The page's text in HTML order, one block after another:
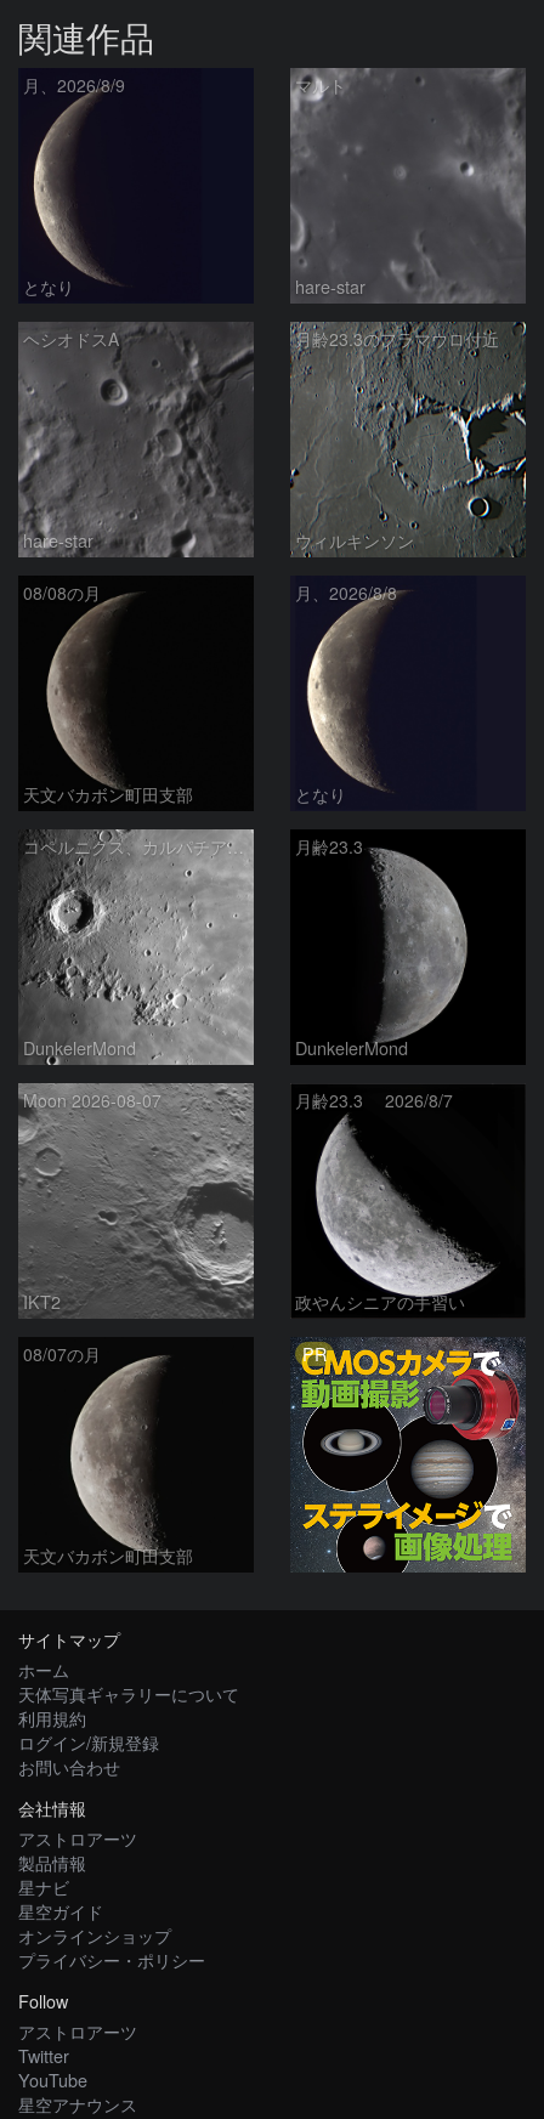
関連作品
月、2026/8/9
となり
マルト
hare-star
ヘシオドスA
hare-star
月齢23.3のフラマウロ付近
ウィルキンソン
08/08の月
天文バカボン町田支部
月、2026/8/8
となり
コペルニクス、カルパチア山脈付近
DunkelerMond
月齢23.3
DunkelerMond
Moon 2026-08-07
IKT2
月齢23.3 2026/8/7
政やんシニアの手習い
08/07の月
天文バカボン町田支部
PR
サイトマップ
ホーム
天体写真ギャラリーについて
利用規約
ログイン/新規登録
お問い合わせ
会社情報
アストロアーツ
製品情報
星ナビ
星空ガイド
オンラインショップ
プライバシー・ポリシー
Follow
アストロアーツ
Twitter
YouTube
星空アナウンス